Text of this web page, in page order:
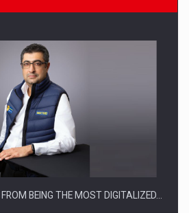
care nu se supun noilor
BEING THE MOST DIGITALIZED…